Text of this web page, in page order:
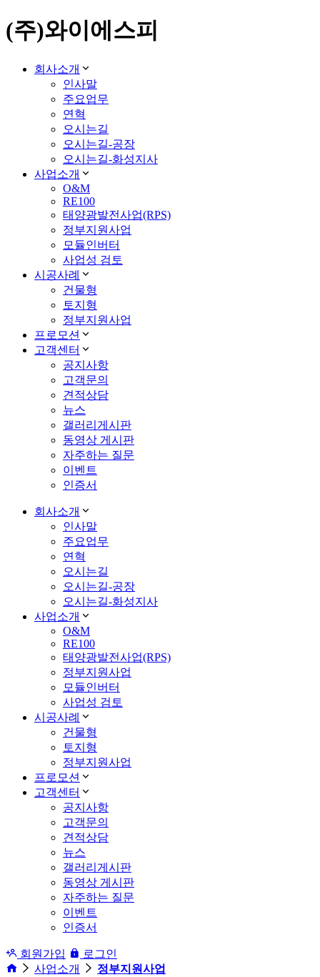
(주)와이에스피
회사소개
인사말
주요업무
연혁
오시는길
오시는길-공장
오시는길-화성지사
사업소개
O&M
RE100
태양광발전사업(RPS)
정부지원사업
모듈인버터
사업성 검토
시공사례
건물형
토지형
정부지원사업
프로모션
고객센터
공지사항
고객문의
견적상담
뉴스
갤러리게시판
동영상 게시판
자주하는 질문
이벤트
인증서
회사소개
인사말
주요업무
연혁
오시는길
오시는길-공장
오시는길-화성지사
사업소개
O&M
RE100
태양광발전사업(RPS)
정부지원사업
모듈인버터
사업성 검토
시공사례
건물형
토지형
정부지원사업
프로모션
고객센터
공지사항
고객문의
견적상담
뉴스
갤러리게시판
동영상 게시판
자주하는 질문
이벤트
인증서
회원가입
로그인
사업소개
정부지원사업